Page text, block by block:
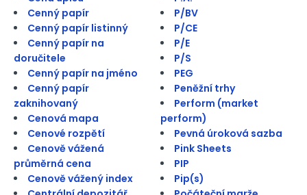
Cenný papír
Cenný papír listinný
Cenný papír na
doručitele
Cenný papír na jméno
Cenný papír
zaknihovaný
Cenová mapa
Cenové rozpětí
Cenově vážená
průměrná cena
Cenově vážený index
P/BV
P/CE
P/E
P/S
PEG
Peněžní trhy
Perform (market
perform)
Pevná úroková sazba
Pink Sheets
PIP
Pip(s)